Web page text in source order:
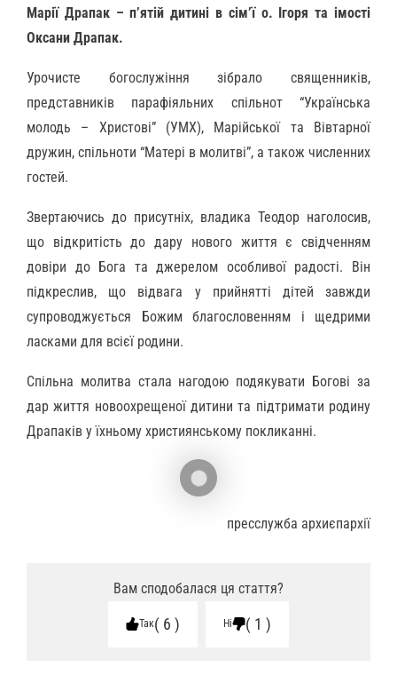
Марії Драпак – п’ятій дитині в сім’ї о. Ігоря та імості
Оксани Драпак.
Урочисте богослужіння зібрало священників,
представників парафіяльних спільнот “Українська
молодь – Христові” (УМХ), Марійської та Вівтарної
дружин, спільноти “Матері в молитві”, а також численних
гостей.
Звертаючись до присутніх, владика Теодор наголосив,
що відкритість до дару нового життя є свідченням
довіри до Бога та джерелом особливої радості. Він
підкреслив, що відвага у прийнятті дітей завжди
супроводжується Божим благословенням і щедрими
ласками для всієї родини.
Спільна молитва стала нагодою подякувати Богові за
дар життя новоохрещеної дитини та підтримати родину
Драпаків у їхньому християнському покликанні.
пресслужба архиєпархії
Вам сподобалася ця стаття?
Так 6 Ні 1